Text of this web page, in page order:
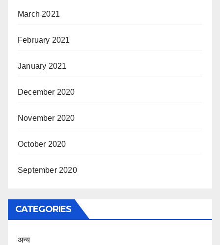
March 2021
February 2021
January 2021
December 2020
November 2020
October 2020
September 2020
CATEGORIES
अन्य